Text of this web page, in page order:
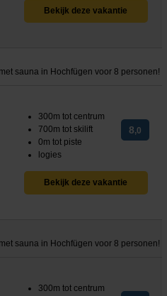
Bekijk deze vakantie
sauna in Hochfügen voor 8 personen!
300m tot centrum
700m tot skilift
0m tot piste
logies
8,0
Bekijk deze vakantie
sauna in Hochfügen voor 8 personen!
300m tot centrum